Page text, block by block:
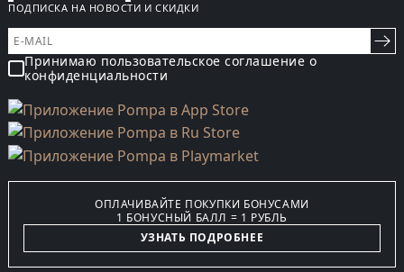
ПОДПИСКА НА НОВОСТИ И СКИДКИ
Принимаю пользовательское соглашение о
конфиденциальности
ОПЛАЧИВАЙТЕ ПОКУПКИ БОНУСАМИ
1 БОНУСНЫЙ БАЛЛ = 1 РУБЛЬ
УЗНАТЬ ПОДРОБНЕЕ